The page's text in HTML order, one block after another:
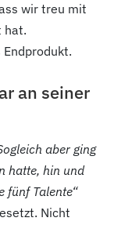
wir treu mit
hat.
an seiner
aber ging
hatte, hin und
fünf Talente“
Nicht